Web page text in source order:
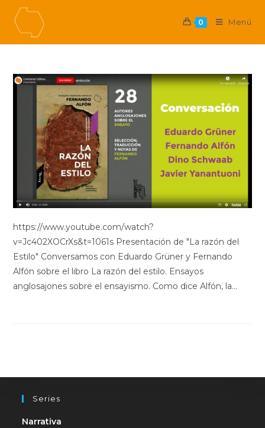
contenido
0 Menú
https://www.youtube.com/watch?
v=Jc402XOCrXs&t=1061s Presentación de "La razón del
Estilo" Conversamos con Eduardo Grüner y Fernando
Alfón sobre el libro La razón del estilo. Ensayos
anglosajones sobre el ensayismo. Como dice Alfón, la…
Series
Narrativa